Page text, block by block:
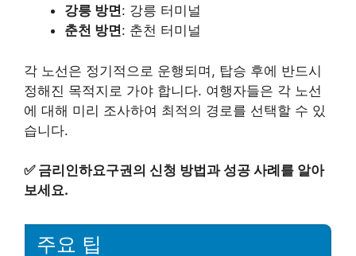
강릉 방면: 강릉 터미널
춘천 방면: 춘천 터미널
각 노선은 정기적으로 운행되며, 탑승 후에 반드시
정해진 목적지로 가야 합니다. 여행자들은 각 노선
에 대해 미리 조사하여 최적의 경로를 선택할 수 있
습니다.
✅ 금리인하요구권의 신청 방법과 성공 사례를 알아
보세요.
주요 팁